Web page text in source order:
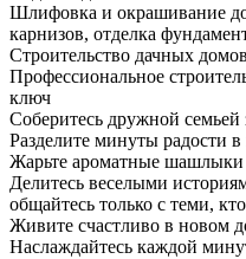
Шлифовка и окрашивание
карнизов, отделка
Строительство дачных домов
Профессиональное
ключ
Соберитесь дружной
Разделите минуты радости
Жарьте ароматные шашлыки
Делитесь веселыми
общайтесь только с теми,
Живите счастливо в новом
Наслаждайтесь каждой